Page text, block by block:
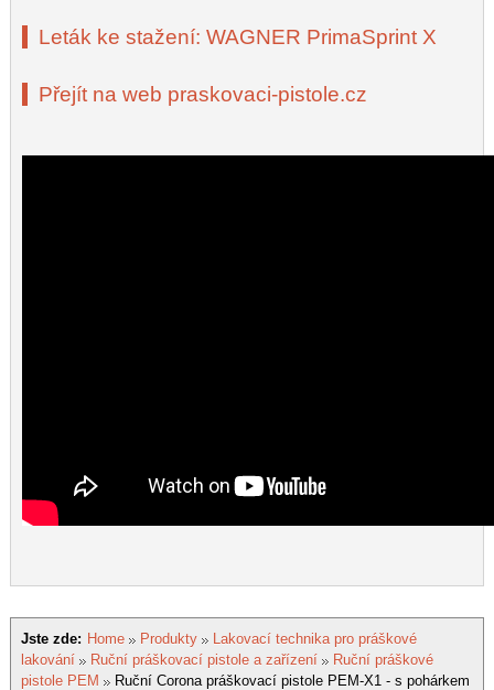
Leták ke stažení: WAGNER PrimaSprint X
Přejít na web praskovaci-pistole.cz
Jste zde: Home Produkty
Lakovací technika pro práškové
lakování
Ruční práškovací pistole a zařízení
Ruční práškové
pistole PEM
Ruční Corona práškovací pistole PEM-X1 - s pohárkem